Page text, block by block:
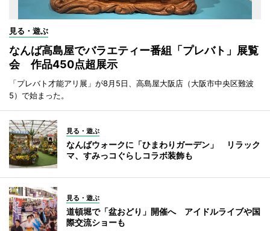
見る・遊ぶ
なんば高島屋でバラエティー番組「プレバト」展覧
会 作品450点超展示
「プレバト才能アリ展」が8月5日、高島屋大阪店（大阪市中央区難波
5）で始まった。
見る・遊ぶ
なんばウォークに「ひまわりガーデン」 リラック
マ、すみっコぐらしコラボ装飾も
見る・遊ぶ
道頓堀で「盆おどり」開催へ アイドルライブや国
際交流ショーも